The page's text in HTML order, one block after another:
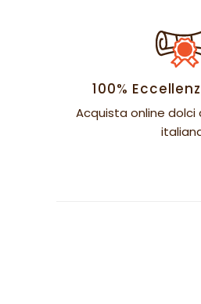
100%
Acquista online dolci